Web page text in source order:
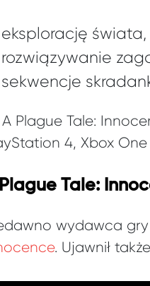
eksplorację świata,
rozwiązywanie
sekwencje
Plague Tale:
4, Xbox
Tale:
wydawca
. Ujawnił